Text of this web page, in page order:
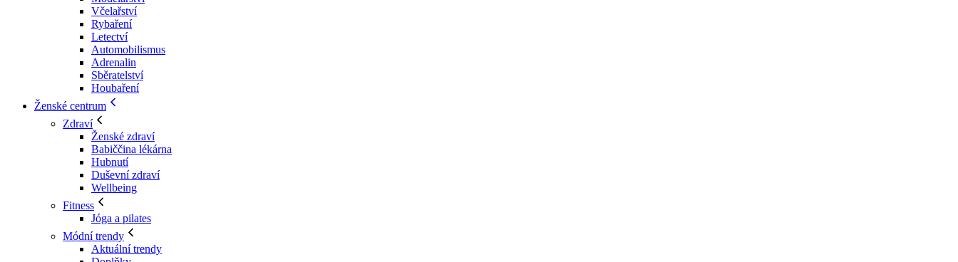
Včelařství
Rybaření
Letectví
Automobilismus
Adrenalin
Sběratelství
Houbaření
Ženské centrum
Zdraví
Ženské zdraví
Babiččina lékárna
Hubnutí
Duševní zdraví
Wellbeing
Fitness
Jóga a pilates
Módní trendy
Aktuální trendy